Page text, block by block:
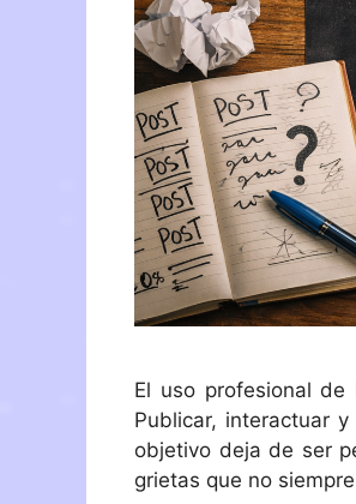
El uso profesional
Publicar, interactuar
objetivo deja de ser
grietas que no